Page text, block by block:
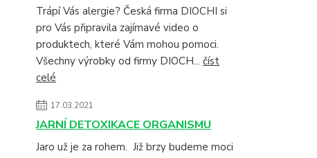
Trápí Vás alergie? Česká firma DIOCHI si
pro Vás připravila zajímavé video o
produktech, které Vám mohou pomoci.
Všechny výrobky od firmy DIOCH... číst
celé
17.03.2021
JARNÍ DETOXIKACE ORGANISMU
Jaro už je za rohem. Již brzy budeme moci